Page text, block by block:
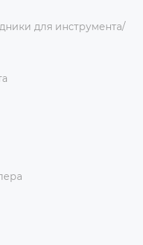
для инструмента/